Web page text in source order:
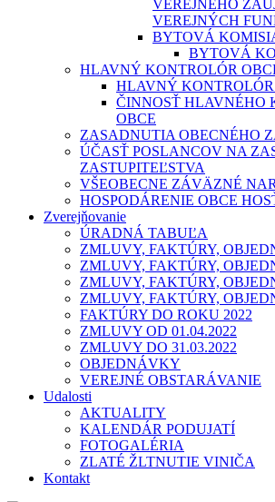
VEREJNÉHO
VEREJNÝCH
BYTOVÁ
BYTOVÁ
HLAVNÝ KONTROLÓR
HLAVNÝ KONTROLÓR
ČINNOSŤ HLAVNÉHO
OBCE
ZASADNUTIA OBECNÉHO
ÚČASŤ POSLANCOV NA
ZASTUPITEĽSTVA
VŠEOBECNE ZÁVÄZNÉ
HOSPODÁRENIE OBCE
Zverejňovanie
ÚRADNÁ TABUĽA
ZMLUVY, FAKTÚRY,
ZMLUVY, FAKTÚRY,
ZMLUVY, FAKTÚRY,
ZMLUVY, FAKTÚRY,
FAKTÚRY DO ROKU 2022
ZMLUVY OD 01.04.2022
ZMLUVY DO 31.03.2022
OBJEDNÁVKY
VEREJNÉ OBSTARÁVANIE
Udalosti
AKTUALITY
KALENDÁR PODUJATÍ
FOTOGALÉRIA
ZLATÉ ŽLTNUTIE VINIČA
Kontakt